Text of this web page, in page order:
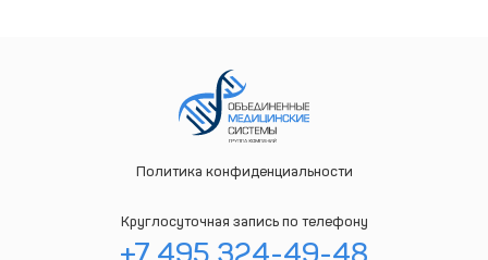
Политика конфиденциальности
Круглосуточная запись по телефону